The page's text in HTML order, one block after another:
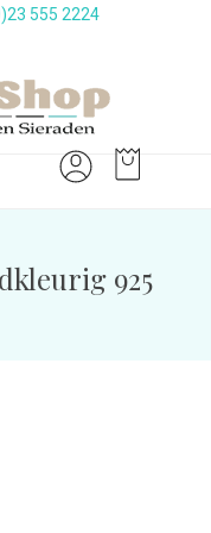
555 2224
925